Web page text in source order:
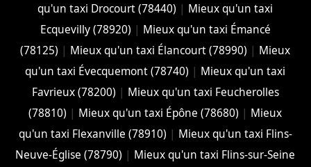
qu'un taxi Drocourt (78440) | Mieux qu'un taxi
Ecquevilly (78920) | Mieux qu'un taxi Émancé
(78125) | Mieux qu'un taxi Élancourt (78990) | Mieux
qu'un taxi Évecquemont (78740) | Mieux qu'un taxi
Favrieux (78200) | Mieux qu'un taxi Feucherolles
(78810) | Mieux qu'un taxi Épône (78680) | Mieux
qu'un taxi Flexanville (78910) | Mieux qu'un taxi Flins-
Neuve-Église (78790) | Mieux qu'un taxi Flins-sur-Seine